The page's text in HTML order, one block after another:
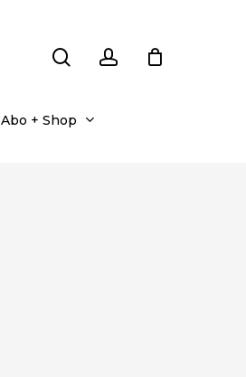
Abo + Shop